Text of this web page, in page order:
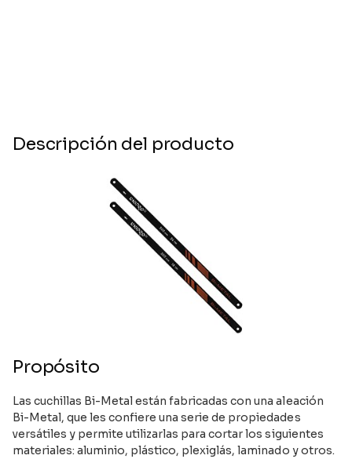
Descripción del producto
Propósito
Las cuchillas Bi-Metal están fabricadas con una aleación
Bi-Metal, que les confiere una serie de propiedades
versátiles y permite utilizarlas para cortar los siguientes
materiales: aluminio, plástico, plexiglás, laminado y otros.